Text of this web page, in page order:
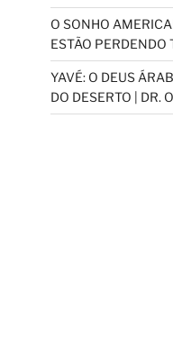
O SONHO
ESTÃO
YAVÉ: O DEUS
DO DESERTO | DR.